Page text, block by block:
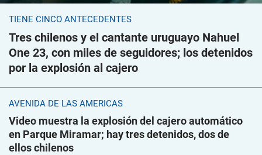
TIENE CINCO ANTECEDENTES
Tres chilenos y el cantante uruguayo Nahuel
One 23, con miles de seguidores; los detenidos
por la explosión al cajero
AVENIDA DE LAS AMÉRICAS
Video muestra la explosión del cajero automático
en Parque Miramar; hay tres detenidos, dos de
ellos chilenos